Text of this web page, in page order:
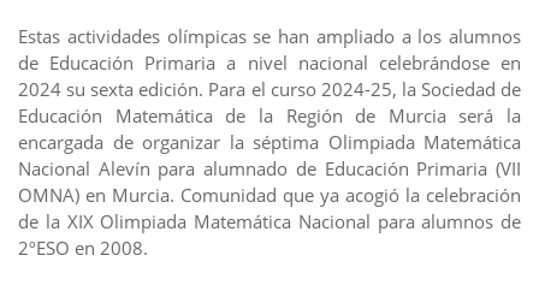
Estas actividades olímpicas se han ampliado a los alumnos
de Educación Primaria a nivel nacional celebrándose en
2024 su sexta edición. Para el curso 2024-25, la Sociedad de
Educación Matemática de la Región de Murcia será la
encargada de organizar la séptima Olimpiada Matemática
Nacional Alevín para alumnado de Educación Primaria (VII
OMNA) en Murcia. Comunidad que ya acogió la celebración
de la XIX Olimpiada Matemática Nacional para alumnos de
2ºESO en 2008.